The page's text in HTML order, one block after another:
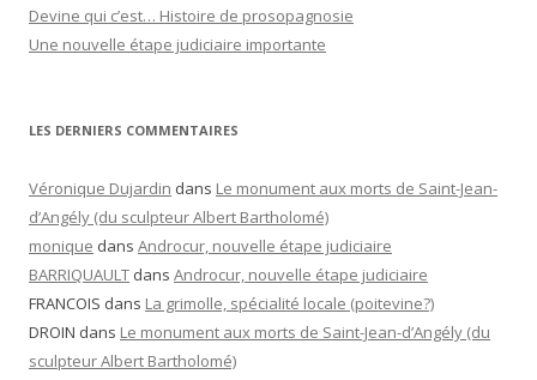
Devine qui c’est… Histoire de prosopagnosie
Une nouvelle étape judiciaire importante
LES DERNIERS COMMENTAIRES
Véronique Dujardin dans Le monument aux morts de Saint-Jean-
d’Angély (du sculpteur Albert Bartholomé)
monique dans Androcur, nouvelle étape judiciaire
BARRIQUAULT dans Androcur, nouvelle étape judiciaire
FRANCOIS dans La grimolle, spécialité locale (poitevine?)
DROIN dans Le monument aux morts de Saint-Jean-d’Angély (du
sculpteur Albert Bartholomé)